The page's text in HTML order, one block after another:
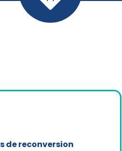
de reconversion